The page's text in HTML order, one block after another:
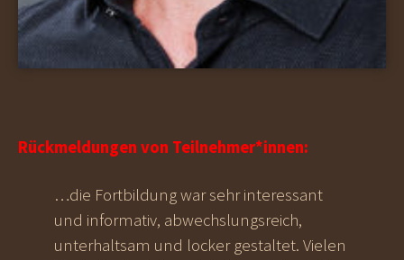
Rückmeldungen von Teilnehmer*innen:
…die Fortbildung war sehr interessant
und informativ, abwechslungsreich,
unterhaltsam und locker gestaltet. Vielen